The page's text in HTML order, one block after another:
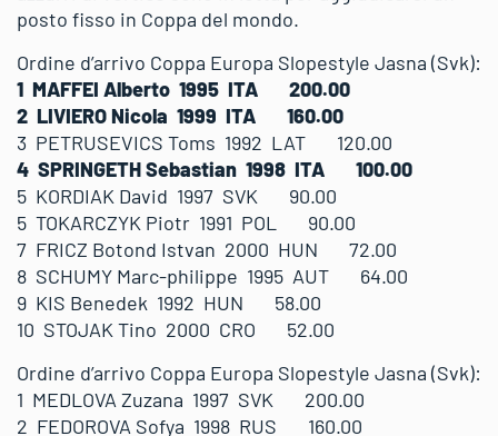
posto fisso in Coppa del mondo.
Ordine d’arrivo Coppa Europa Slopestyle Jasna (Svk):
1 MAFFEI Alberto 1995 ITA 200.00
2 LIVIERO Nicola 1999 ITA 160.00
3 PETRUSEVICS Toms 1992 LAT 120.00
4 SPRINGETH Sebastian 1998 ITA 100.00
5 KORDIAK David 1997 SVK 90.00
5 TOKARCZYK Piotr 1991 POL 90.00
7 FRICZ Botond Istvan 2000 HUN 72.00
8 SCHUMY Marc-philippe 1995 AUT 64.00
9 KIS Benedek 1992 HUN 58.00
10 STOJAK Tino 2000 CRO 52.00
Ordine d’arrivo Coppa Europa Slopestyle Jasna (Svk):
1 MEDLOVA Zuzana 1997 SVK 200.00
2 FEDOROVA Sofya 1998 RUS 160.00